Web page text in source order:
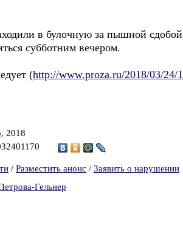
в булочную за пышной
субботним вечером.
(http://www.proza.ru/2018/03/24/
, 2018
/ Разместить анонс / Заявить о нарушении
Гельнер